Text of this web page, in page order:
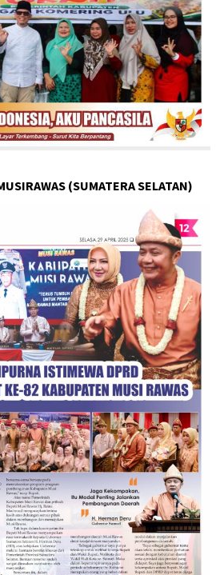
(SUMATERA SELATAN)